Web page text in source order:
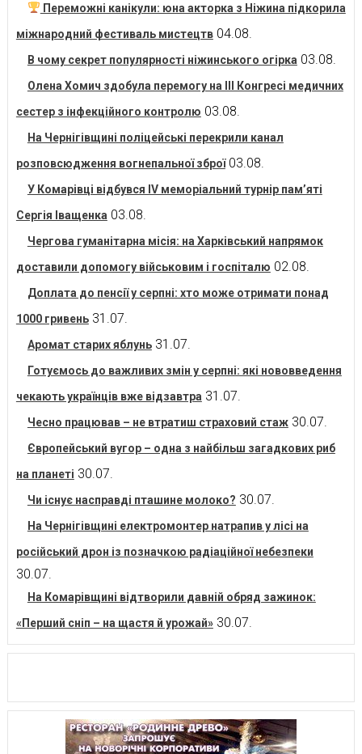
Переможні канікули: юна акторка з Ніжина підкорила
міжнародний фестиваль мистецтв 04.08.
В чому секрет популярності ніжинського огірка 03.08.
Олена Хомич здобула перемогу на ІІІ Конгресі медичних
сестер з інфекційного контролю 03.08.
На Чернігівщині поліцейські перекрили канал
розповсюдження вогнепальної зброї 03.08.
У Комарівці відбувся IV меморіальний турнір пам’яті
Сергія Іващенка 03.08.
Чергова гуманітарна місія: на Харківський напрямок
доставили допомогу військовим і госпіталю 02.08.
Доплата до пенсії у серпні: хто може отримати понад
1000 гривень 31.07.
Аромат старих яблунь 31.07.
Готуємось до важливих змін у серпні: які нововведення
чекають українців вже відзавтра 31.07.
Чесно працював – не втратиш страховий стаж 30.07.
Європейський вугор – одна з найбільш загадкових риб
на планеті 30.07.
Чи існує насправді пташине молоко? 30.07.
На Чернігівщині електромонтер натрапив у лісі на
російський дрон із позначкою радіаційної небезпеки
30.07.
На Комарівщині відтворили давній обряд зажинок:
«Перший сніп – на щастя й урожай» 30.07.